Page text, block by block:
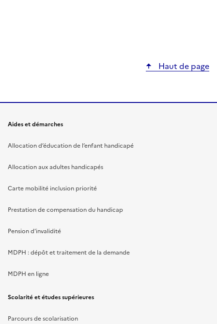
Haut de page
Aides et démarches
Allocation d’éducation de l’enfant handicapé
Allocation aux adultes handicapés
Carte mobilité inclusion priorité
Prestation de compensation du handicap
Pension d'invalidité
MDPH : dépôt et traitement de la demande
MDPH en ligne
Scolarité et études supérieures
Parcours de scolarisation